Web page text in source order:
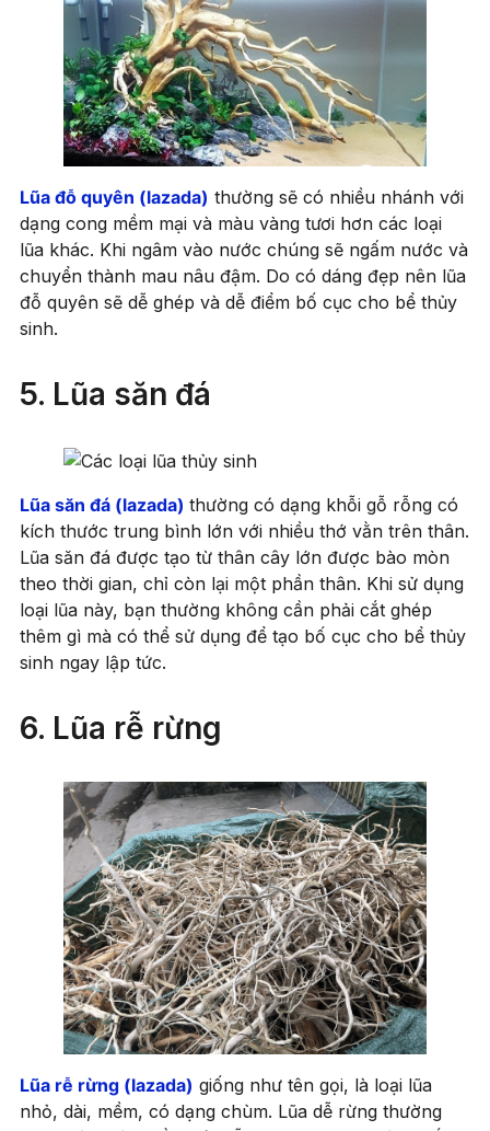
Lũa đỗ quyên (lazada) thường sẽ có nhiều nhánh với
dạng cong mềm mại và màu vàng tươi hơn các loại
lũa khác. Khi ngâm vào nước chúng sẽ ngấm nước và
chuyển thành mau nâu đậm. Do có dáng đẹp nên lũa
đỗ quyên sẽ dễ ghép và dễ điểm bố cục cho bể thủy
sinh.
5. Lũa săn đá
Lũa săn đá (lazada) thường có dạng khỗi gỗ rỗng có
kích thước trung bình lớn với nhiều thớ vằn trên thân.
Lũa săn đá được tạo từ thân cây lớn được bào mòn
theo thời gian, chỉ còn lại một phần thân. Khi sử dụng
loại lũa này, bạn thường không cần phải cắt ghép
thêm gì mà có thể sử dụng để tạo bố cục cho bể thủy
sinh ngay lập tức.
6. Lũa rễ rừng
Lũa rễ rừng (lazada) giống như tên gọi, là loại lũa
nhỏ, dài, mềm, có dạng chùm. Lũa dễ rừng thường